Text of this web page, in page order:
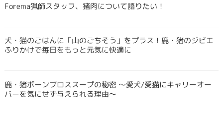
Forema猟師スタッフ、猪肉について語りたい！
犬・猫のごはんに「山のごちそう」をプラス！鹿・猪のジビエ
ふりかけで毎日をもっと元気に快適に
鹿・猪ボーンブロススープの秘密 〜愛犬/愛猫にキャリーオー
バーを気にせず与えられる理由〜